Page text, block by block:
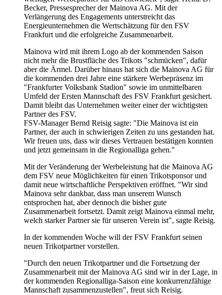
Becker, Pressesprecher der Mainova AG. Mit der
Verlängerung des Engagements unterstreicht das
Energieunternehmen die Wertschätzung für den FSV
Frankfurt und die erfolgreiche Zusammenarbeit.
Mainova wird mit ihrem Logo ab der kommenden Saison
nicht mehr die Brustfläche des Trikots "schmücken", dafür
aber die Ärmel. Darüber hinaus hat sich die Mainova AG für
die kommenden drei Jahre eine stärkere Werbepräsenz im
"Frankfurter Volksbank Stadion" sowie im unmittelbaren
Umfeld der Ersten Mannschaft des FSV Frankfurt gesichert.
Damit bleibt das Unternehmen weiter einer der wichtigsten
Partner des FSV.
FSV-Manager Bernd Reisig sagte: "Die Mainova ist ein
Partner, der auch in schwierigen Zeiten zu uns gestanden hat.
Wir freuen uns, dass wir dieses Vertrauen bestätigen konnten
und jetzt gemeinsam in die Regionalliga gehen."
Mit der Veränderung der Werbeleistung hat die Mainova AG
dem FSV neue Möglichkeiten für einen Trikotsponsor und
damit neue wirtschaftliche Perspektiven eröffnet. "Wir sind
Mainova sehr dankbar, dass man unserem Wunsch
entsprochen hat, aber dennoch die bisher gute
Zusammenarbeit fortsetzt. Damit zeigt Mainova einmal mehr,
welch starker Partner sie für unseren Verein ist", sagte Reisig.
In der kommenden Woche will der FSV Frankfurt seinen
neuen Trikotpartner vorstellen.
"Durch den neuen Trikotpartner und die Fortsetzung der
Zusammenarbeit mit der Mainova AG sind wir in der Lage, in
der kommenden Regionalliga-Saison eine konkurrenzfähige
Mannschaft zusammenzustellen", freut sich Reisig.